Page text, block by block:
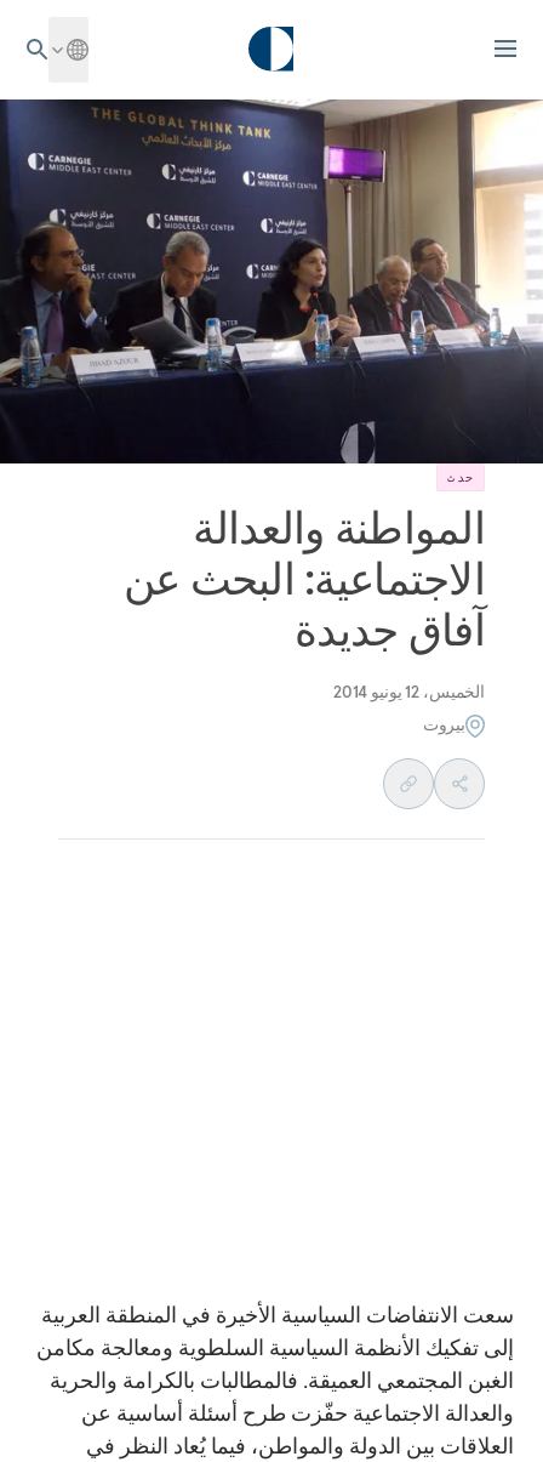
حدث
المواطنة والعدالة
الاجتماعية: البحث عن
آفاق جديدة
الخميس، 12 يونيو 2014
بيروت
سعت الانتفاضات السياسية الأخيرة في المنطقة العربية
إلى تفكيك الأنظمة السياسية السلطوية ومعالجة مكامن
الغبن المجتمعي العميقة. فالمطالبات بالكرامة والحرية
والعدالة الاجتماعية حفّزت طرح أسئلة أساسية عن
العلاقات بين الدولة والمواطن، فيما يُعاد النظر في